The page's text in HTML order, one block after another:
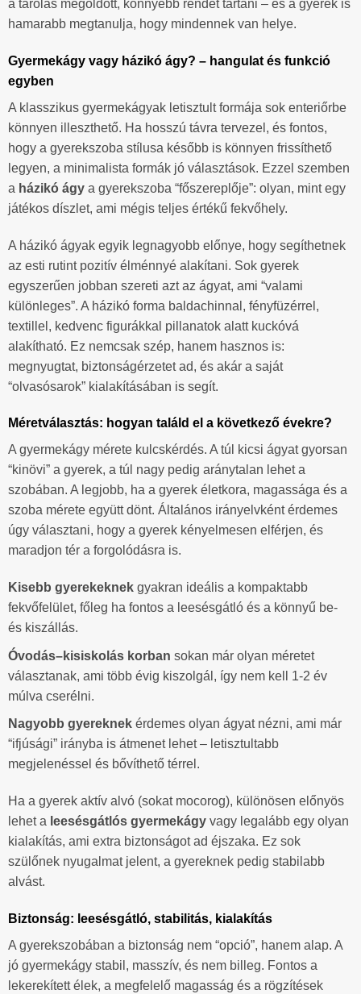
a tárolás megoldott, könnyebb rendet tartani – és a gyerek is
hamarabb megtanulja, hogy mindennek van helye.
Gyermekágy vagy házikó ágy? – hangulat és funkció
egyben
A klasszikus gyermekágyak letisztult formája sok enteriőrbe
könnyen illeszthető. Ha hosszú távra tervezel, és fontos,
hogy a gyerekszoba stílusa később is könnyen frissíthető
legyen, a minimalista formák jó választások. Ezzel szemben
a házikó ágy a gyerekszoba “főszereplője”: olyan, mint egy
játékos díszlet, ami mégis teljes értékű fekvőhely.
A házikó ágyak egyik legnagyobb előnye, hogy segíthetnek
az esti rutint pozitív élménnyé alakítani. Sok gyerek
egyszerűen jobban szereti azt az ágyat, ami “valami
különleges”. A házikó forma baldachinnal, fényfüzérrel,
textillel, kedvenc figurákkal pillanatok alatt kuckóvá
alakítható. Ez nemcsak szép, hanem hasznos is:
megnyugtat, biztonságérzetet ad, és akár a saját
“olvasósarok” kialakításában is segít.
Méretválasztás: hogyan találd el a következő évekre?
A gyermekágy mérete kulcskérdés. A túl kicsi ágyat gyorsan
“kinövi” a gyerek, a túl nagy pedig aránytalan lehet a
szobában. A legjobb, ha a gyerek életkora, magassága és a
szoba mérete együtt dönt. Általános irányelvként érdemes
úgy választani, hogy a gyerek kényelmesen elférjen, és
maradjon tér a forgolódásra is.
Kisebb gyerekeknek gyakran ideális a kompaktabb
fekvőfelület, főleg ha fontos a leesésgátló és a könnyű be-
és kiszállás.
Óvodás–kisiskolás korban sokan már olyan méretet
választanak, ami több évig kiszolgál, így nem kell 1-2 év
múlva cserélni.
Nagyobb gyereknek érdemes olyan ágyat nézni, ami már
“ifjúsági” irányba is átmenet lehet – letisztultabb
megjelenéssel és bővíthető térrel.
Ha a gyerek aktív alvó (sokat mocorog), különösen előnyös
lehet a leesésgátlós gyermekágy vagy legalább egy olyan
kialakítás, ami extra biztonságot ad éjszaka. Ez sok
szülőnek nyugalmat jelent, a gyereknek pedig stabilabb
alvást.
Biztonság: leesésgátló, stabilitás, kialakítás
A gyerekszobában a biztonság nem “opció”, hanem alap. A
jó gyermekágy stabil, masszív, és nem billeg. Fontos a
lekerekített élek, a megfelelő magasság és a rögzítések